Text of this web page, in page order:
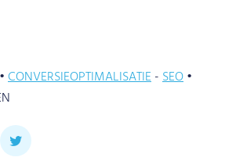
CONVERSIEOPTIMALISATIE SEO•